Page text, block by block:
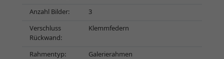
Anzahl Bilder:
3
Verschluss
Rückwand:
Klemmfedern
Rahmentyp:
Galerierahmen